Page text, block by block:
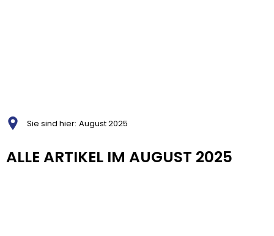
Sie sind hier: August 2025
August
ALLE ARTIKEL IM AUGUST 2025